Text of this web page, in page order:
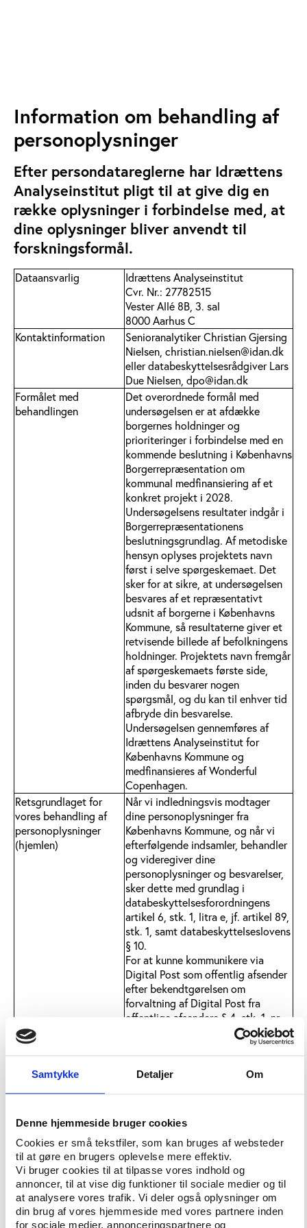
Samtykke Detaljer Om
Denne hjemmeside bruger cookies
Cookies er små tekstfiler, som kan bruges af websteder
til at gøre en brugers oplevelse mere effektiv.
Vi bruger cookies til at tilpasse vores indhold og
annoncer, til at vise dig funktioner til sociale medier og til
at analysere vores trafik. Vi deler også oplysninger om
din brug af vores hjemmeside med vores partnere inden
for sociale medier, annonceringspartnere og
Information om behandling af
personoplysninger
Efter persondatareglerne har Idrættens
Analyseinstitut pligt til at give dig en
række oplysninger i forbindelse med, at
dine oplysninger bliver anvendt til
forskningsformål.
Dataansvarlig
Idrættens Analyseinstitut
Cvr. Nr.: 27782515
Vester Allé 8B, 3. sal
8000 Aarhus C
Kontaktinformation
Senioranalytiker Christian Gjersing
Nielsen, christian.nielsen@idan.dk
eller databeskyttelsesrådgiver Lars
Due Nielsen, dpo@idan.dk
Formålet med
behandlingen
Det overordnede formål med
undersøgelsen er at afdække
borgernes holdninger og
prioriteringer i forbindelse med en
kommende beslutning i Københavns
Borgerrepræsentation om
kommunal medfinansiering af et
konkret projekt i 2028.
Undersøgelsens resultater indgår i
Borgerrepræsentationens
beslutningsgrundlag. Af metodiske
hensyn oplyses projektets navn
først i selve spørgeskemaet. Det
sker for at sikre, at undersøgelsen
besvares af et repræsentativt
udsnit af borgerne i Københavns
Kommune, så resultaterne giver et
retvisende billede af befolkningens
holdninger. Projektets navn fremgår
af spørgeskemaets første side,
inden du besvarer nogen
spørgsmål, og du kan til enhver tid
afbryde din besvarelse.
Undersøgelsen gennemføres af
Idrættens Analyseinstitut for
Københavns Kommune og
medfinansieres af Wonderful
Copenhagen.
Retsgrundlaget for
vores behandling af
personoplysninger
(hjemlen)
Når vi indledningsvis modtager
dine personoplysninger fra
Københavns Kommune, og når vi
efterfølgende indsamler, behandler
og videregiver dine
personoplysninger og besvarelser,
sker dette med grundlag i
databeskyttelsesforordningens
artikel 6, stk. 1, litra e, jf. artikel 89,
stk. 1, samt databeskyttelseslovens
§ 10.
For at kunne kommunikere via
Digital Post som offentlig afsender
efter bekendtgørelsen om
forvaltning af Digital Post fra
offentlige afsendere § 4, stk. 1, nr.
2, benyttes CPR-nummer. CPR-
nummer behandles med grundlag i
databeskyttelseslovens §11.
Kategorier af
personoplysninger
Fra Københavns Kommune
I dataindsamlingen indsamler vi
uddannelse og indkomst samt
holdninger til og præferencer for
det konkrete projekt.
Vi indsamler og behandler ikke
følsomme oplysninger.
Behandling af
Resultaterne offentliggøres i en